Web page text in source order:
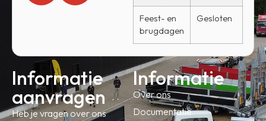
Feest- en
brugdagen
Gesloten
Informatie
aanvragen
Heb je vragen over ons
Informatie
Over ons
Documentatie